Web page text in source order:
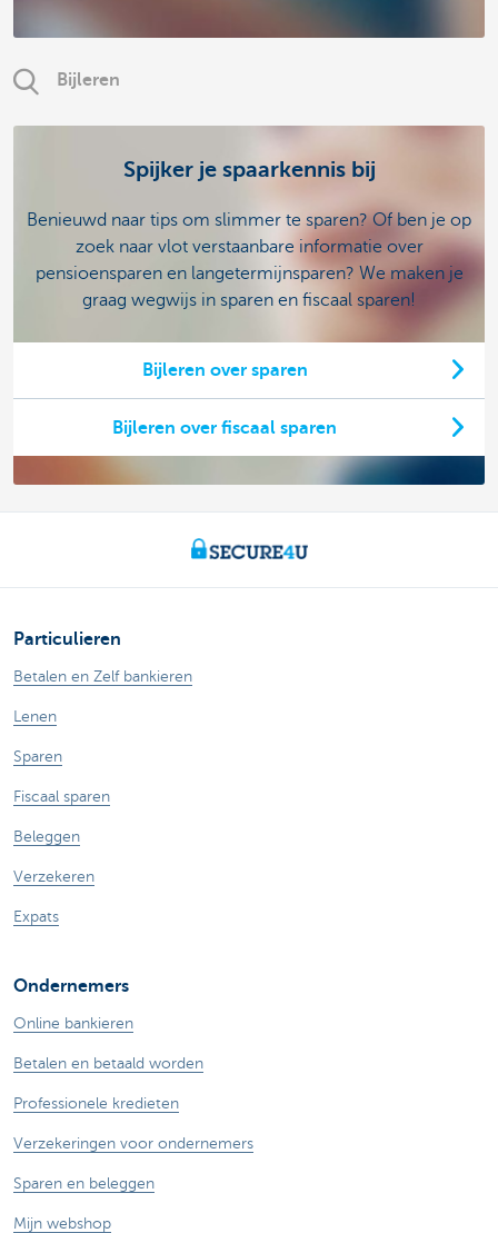
Bijleren
Spijker je spaarkennis bij
Benieuwd naar tips om slimmer te sparen? Of ben je op
zoek naar vlot verstaanbare informatie over
pensioensparen en langetermijnsparen? We maken je
graag wegwijs in sparen en fiscaal sparen!
Bijleren over sparen
Bijleren over fiscaal sparen
Particulieren
Betalen en Zelf bankieren
Lenen
Sparen
Fiscaal sparen
Beleggen
Verzekeren
Expats
Ondernemers
Online bankieren
Betalen en betaald worden
Professionele kredieten
Verzekeringen voor ondernemers
Sparen en beleggen
Mijn webshop